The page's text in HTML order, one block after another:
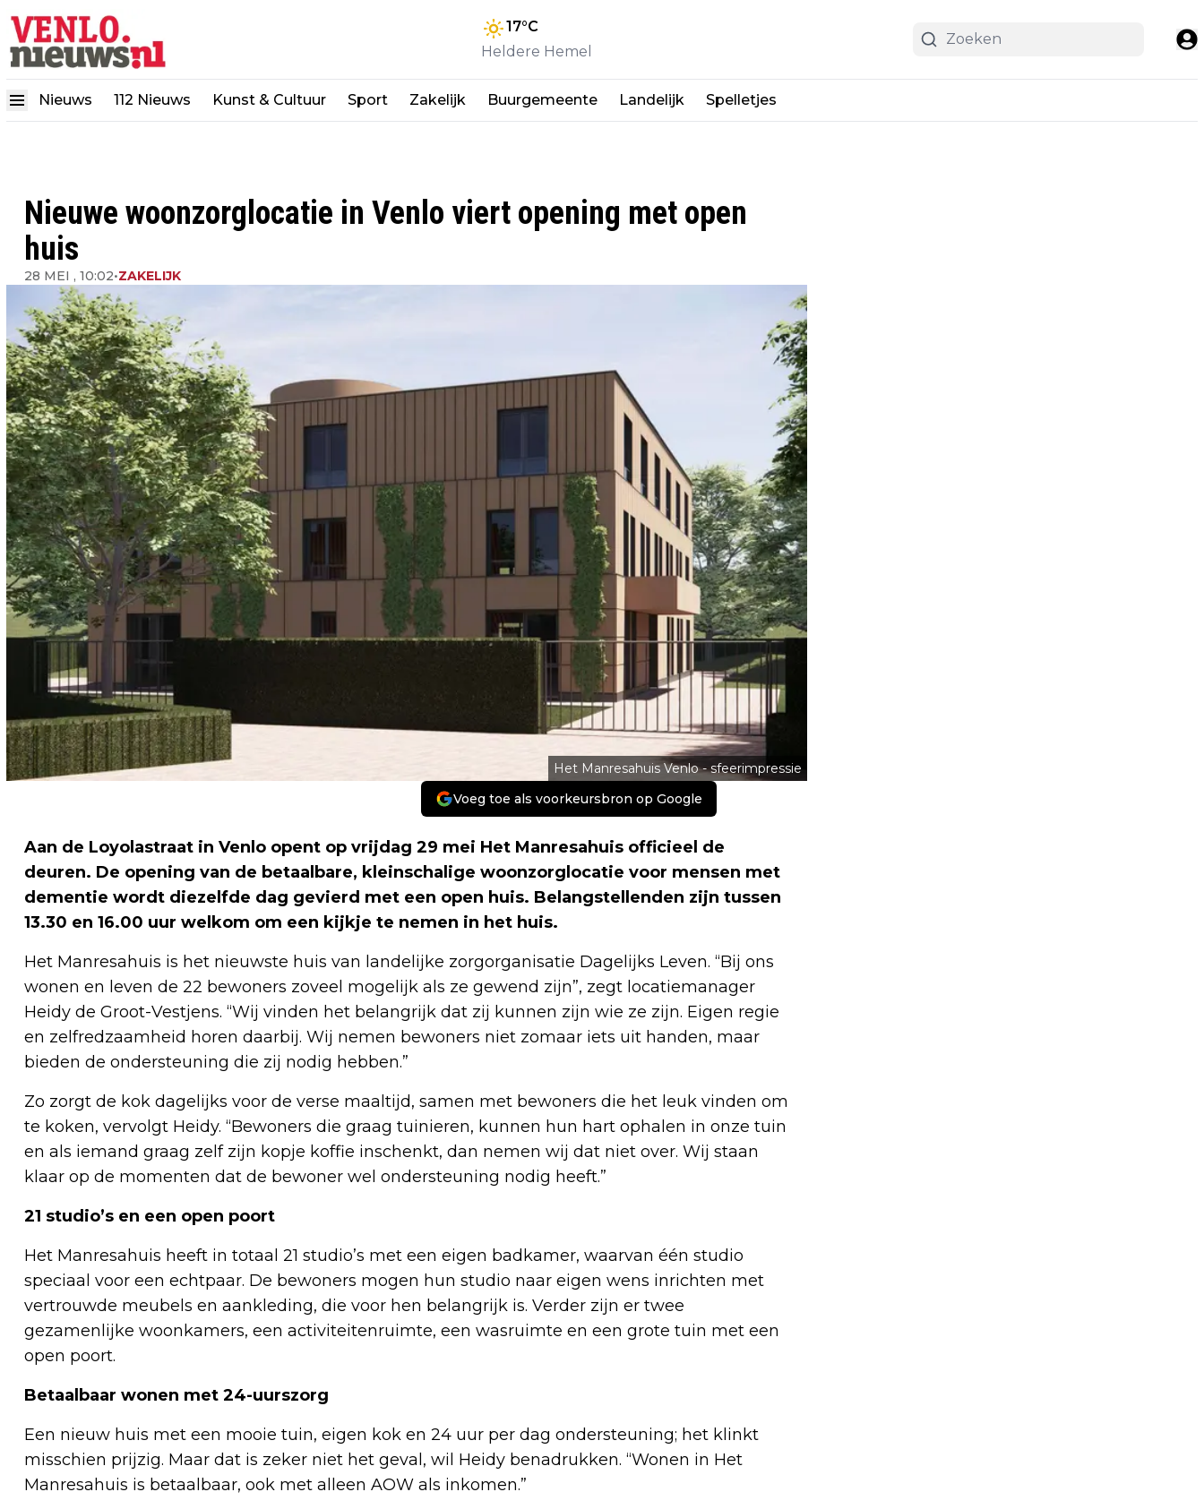
17°C
Heldere Hemel
Nieuws 112 Nieuws Kunst & Cultuur Sport Zakelijk Buurgemeente Landelijk Spelletjes
Nieuwe woonzorglocatie in Venlo viert opening met open
huis
28 MEI , 10:02•ZAKELIJK
Het Manresahuis Venlo - sfeerimpressie
Voeg toe als voorkeursbron op Google
Aan de Loyolastraat in Venlo opent op vrijdag 29 mei Het Manresahuis officieel de
deuren. De opening van de betaalbare, kleinschalige woonzorglocatie voor mensen met
dementie wordt diezelfde dag gevierd met een open huis. Belangstellenden zijn tussen
13.30 en 16.00 uur welkom om een kijkje te nemen in het huis.
Het Manresahuis is het nieuwste huis van landelijke zorgorganisatie Dagelijks Leven. “Bij ons
wonen en leven de 22 bewoners zoveel mogelijk als ze gewend zijn”, zegt locatiemanager
Heidy de Groot-Vestjens. “Wij vinden het belangrijk dat zij kunnen zijn wie ze zijn. Eigen regie
en zelfredzaamheid horen daarbij. Wij nemen bewoners niet zomaar iets uit handen, maar
bieden de ondersteuning die zij nodig hebben.”
Zo zorgt de kok dagelijks voor de verse maaltijd, samen met bewoners die het leuk vinden om
te koken, vervolgt Heidy. “Bewoners die graag tuinieren, kunnen hun hart ophalen in onze tuin
en als iemand graag zelf zijn kopje koffie inschenkt, dan nemen wij dat niet over. Wij staan
klaar op de momenten dat de bewoner wel ondersteuning nodig heeft.”
21 studio’s en een open poort
Het Manresahuis heeft in totaal 21 studio’s met een eigen badkamer, waarvan één studio
speciaal voor een echtpaar. De bewoners mogen hun studio naar eigen wens inrichten met
vertrouwde meubels en aankleding, die voor hen belangrijk is. Verder zijn er twee
gezamenlijke woonkamers, een activiteitenruimte, een wasruimte en een grote tuin met een
open poort.
Betaalbaar wonen met 24-uurszorg
Een nieuw huis met een mooie tuin, eigen kok en 24 uur per dag ondersteuning; het klinkt
misschien prijzig. Maar dat is zeker niet het geval, wil Heidy benadrukken. “Wonen in Het
Manresahuis is betaalbaar, ook met alleen AOW als inkomen.”